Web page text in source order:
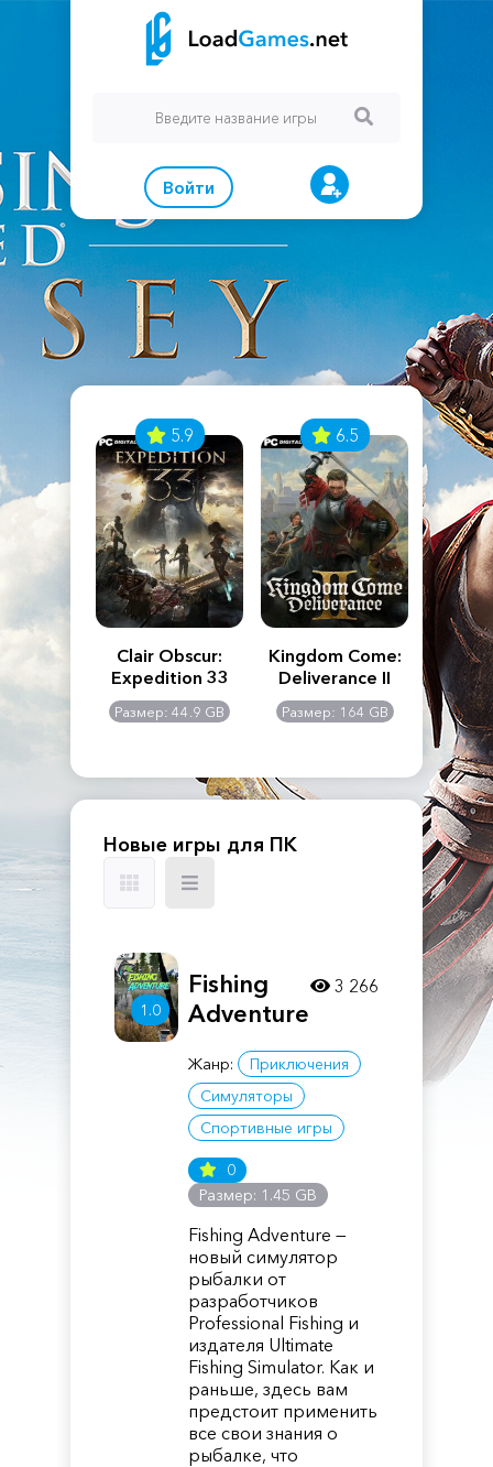
Войти
Creed
5.9
Clair Obscur:
Expedition 33
Размер: 44.9 GB
6.5
Kingdom Come:
Deliverance II
Размер: 164 GB
The
Новые игры для ПК
1.0
Fishing
Adventure
Жанр:
Приключения
Симуляторы
Спортивные игры
0
Размер: 1.45 GB
Fishing Adventure —
новый симулятор
рыбалки от
разработчиков
Professional Fishing и
издателя Ultimate
Fishing Simulator. Как и
раньше, здесь вам
предстоит применить
все свои знания о
рыбалке, что
3 266